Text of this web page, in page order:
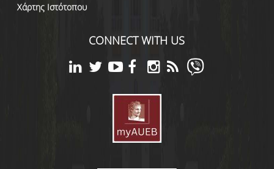
Χάρτης Ιστότοπου
CONNECT WITH US